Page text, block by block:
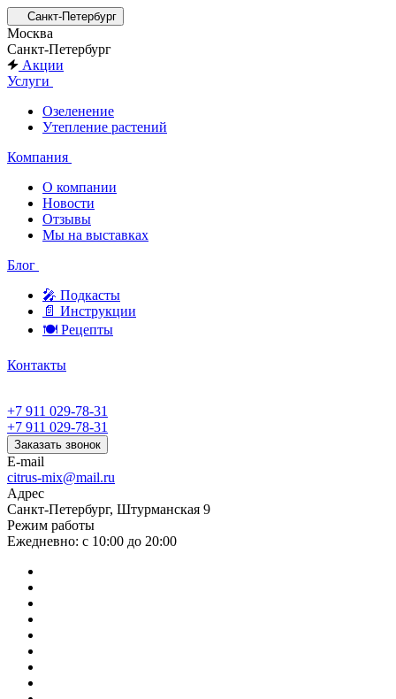
Санкт-Петербург
Москва
Санкт-Петербург
Акции
Услуги
Озеленение
Утепление растений
Компания
О компании
Новости
Отзывы
Мы на выставках
Блог
🎤︎︎ Подкасты
📄 Инструкции
🍽 Рецепты
Контакты
+7 911 029-78-31
+7 911 029-78-31
Заказать звонок
E-mail
citrus-mix@mail.ru
Адрес
Санкт-Петербург, Штурманская 9
Режим работы
Ежедневно: с 10:00 до 20:00